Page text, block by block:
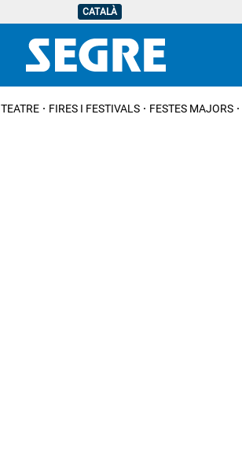
CATALÀ
TEATRE FIRES I FESTIVALS FESTES MAJORS